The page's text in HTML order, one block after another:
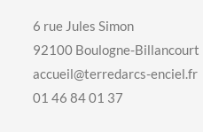
6 rue Jules Simon
92100 Boulogne-Billancourt
accueil@terredarcs-enciel.fr
01 46 84 01 37